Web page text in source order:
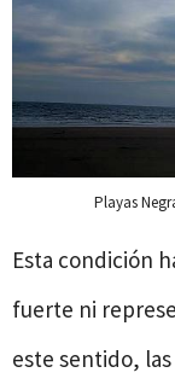
Playas
Esta condición
fuerte ni
este sentido,